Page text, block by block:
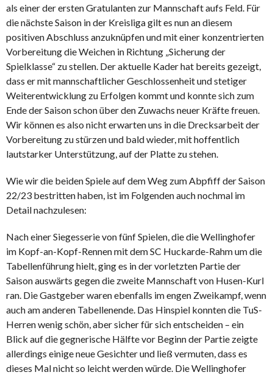
als einer der ersten Gratulanten zur Mannschaft aufs Feld. Für
die nächste Saison in der Kreisliga gilt es nun an diesem
positiven Abschluss anzuknüpfen und mit einer konzentrierten
Vorbereitung die Weichen in Richtung „Sicherung der
Spielklasse“ zu stellen. Der aktuelle Kader hat bereits gezeigt,
dass er mit mannschaftlicher Geschlossenheit und stetiger
Weiterentwicklung zu Erfolgen kommt und konnte sich zum
Ende der Saison schon über den Zuwachs neuer Kräfte freuen.
Wir können es also nicht erwarten uns in die Drecksarbeit der
Vorbereitung zu stürzen und bald wieder, mit hoffentlich
lautstarker Unterstützung, auf der Platte zu stehen.
Wie wir die beiden Spiele auf dem Weg zum Abpfiff der Saison
22/23 bestritten haben, ist im Folgenden auch nochmal im
Detail nachzulesen:
Nach einer Siegesserie von fünf Spielen, die die Wellinghofer
im Kopf-an-Kopf-Rennen mit dem SC Huckarde-Rahm um die
Tabellenführung hielt, ging es in der vorletzten Partie der
Saison auswärts gegen die zweite Mannschaft von Husen-Kurl
ran. Die Gastgeber waren ebenfalls im engen Zweikampf, wenn
auch am anderen Tabellenende. Das Hinspiel konnten die TuS-
Herren wenig schön, aber sicher für sich entscheiden – ein
Blick auf die gegnerische Hälfte vor Beginn der Partie zeigte
allerdings einige neue Gesichter und ließ vermuten, dass es
dieses Mal nicht so leicht werden würde. Die Wellinghofer